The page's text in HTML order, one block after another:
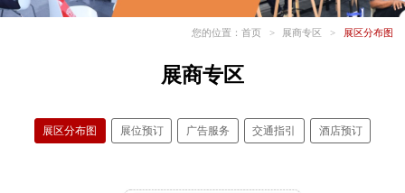
您的位置： 首页 > 展商专区 > 展区分布图
展商专区
展区分布图 展位预订 广告服务 交通指引 酒店预订